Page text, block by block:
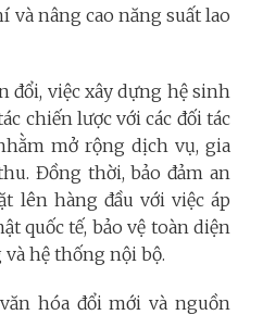
và nâng cao năng suất lao
đổi, việc xây dựng hệ sinh
chiến lược với các đối tác
mở rộng dịch vụ, gia
Đồng thời, bảo đảm an
lên hàng đầu với việc áp
quốc tế, bảo vệ toàn diện
hệ thống nội bộ.
hóa đổi mới và nguồn